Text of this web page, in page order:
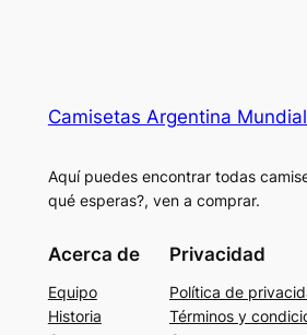
Camisetas Argentina
Aquí puedes encontrar todas
qué esperas?, ven a comprar.
Acerca de
Equipo
Historia
Privacidad
Política de
Términos y